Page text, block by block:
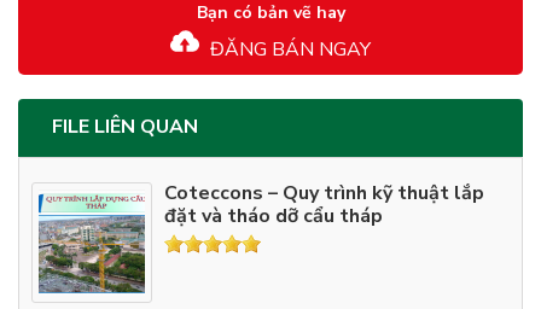
Bạn có bản vẽ hay
ĐĂNG BÁN NGAY
FILE LIÊN QUAN
Coteccons – Quy trình kỹ thuật lắp
đặt và tháo dỡ cẩu tháp